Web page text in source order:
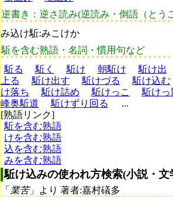
逆書き：逆さ読み(逆読み・倒語（とう
み込け駈:みこけか
駈を含む熟語・名詞・慣用句など
駈る
駈く 駈け 朝駈け 駈け出
上る
駈け出す 駈けづる 駈け込む
け落ち
駈け詰め 駈けっこ 駈けっ
峰奥駈道
駈けずり回る
...
[熟語リンク]
駈を含む熟語
けを含む熟語
込を含む熟語
みを含む熟語
駈け込みの使われ方検索(小説・
「 業苦」より 著者:嘉村礒多